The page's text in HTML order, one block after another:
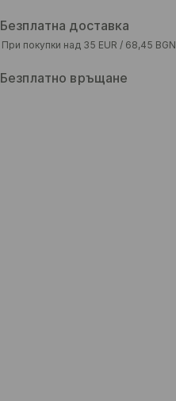
Безплатна доставка
При покупки над 35 EUR / 68,45 BGN
Безплатно връщане